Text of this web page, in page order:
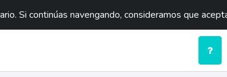
Si continúas navengando, consideramos que